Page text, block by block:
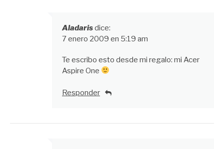
Aladarisdice:
7 enero 2009 en 5:19 am
Te escribo esto desde mi regalo: mi Acer
Aspire One
Responder